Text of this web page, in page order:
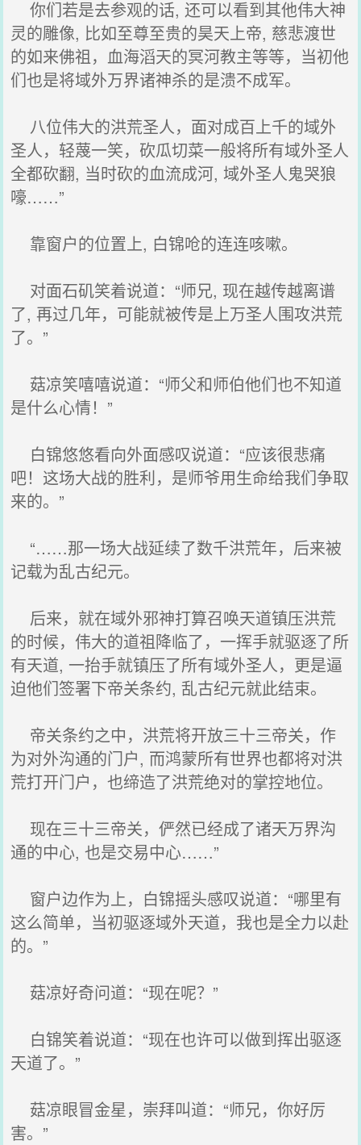
你们若是去参观的话, 还可以看到其他伟大神
灵的雕像, 比如至尊至贵的昊天上帝, 慈悲渡世
的如来佛祖，血海滔天的冥河教主等等，当初他
们也是将域外万界诸神杀的是溃不成军。
八位伟大的洪荒圣人，面对成百上千的域外
圣人，轻蔑一笑，砍瓜切菜一般将所有域外圣人
全都砍翻, 当时砍的血流成河, 域外圣人鬼哭狼
嚎……”
靠窗户的位置上, 白锦呛的连连咳嗽。
对面石矶笑着说道：“师兄, 现在越传越离谱
了, 再过几年，可能就被传是上万圣人围攻洪荒
了。”
菇凉笑嘻嘻说道：“师父和师伯他们也不知道
是什么心情！”
白锦悠悠看向外面感叹说道：“应该很悲痛
吧！这场大战的胜利，是师爷用生命给我们争取
来的。”
“……那一场大战延续了数千洪荒年，后来被
记载为乱古纪元。
后来，就在域外邪神打算召唤天道镇压洪荒
的时候，伟大的道祖降临了，一挥手就驱逐了所
有天道, 一抬手就镇压了所有域外圣人，更是逼
迫他们签署下帝关条约, 乱古纪元就此结束。
帝关条约之中，洪荒将开放三十三帝关，作
为对外沟通的门户, 而鸿蒙所有世界也都将对洪
荒打开门户，也缔造了洪荒绝对的掌控地位。
现在三十三帝关，俨然已经成了诸天万界沟
通的中心, 也是交易中心……”
窗户边作为上，白锦摇头感叹说道：“哪里有
这么简单，当初驱逐域外天道，我也是全力以赴
的。”
菇凉好奇问道：“现在呢？”
白锦笑着说道：“现在也许可以做到挥出驱逐
天道了。”
菇凉眼冒金星，崇拜叫道：“师兄，你好厉
害。”